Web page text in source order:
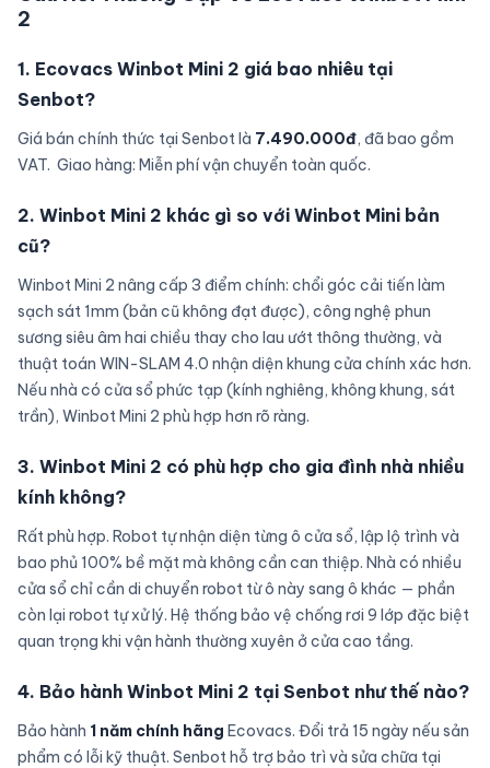
2
1. Ecovacs Winbot Mini 2 giá bao nhiêu tại
Senbot?
Giá bán chính thức tại Senbot là 7.490.000đ, đã bao gồm
VAT. Giao hàng: Miễn phí vận chuyển toàn quốc.
2. Winbot Mini 2 khác gì so với Winbot Mini bản
cũ?
Winbot Mini 2 nâng cấp 3 điểm chính: chổi góc cải tiến làm
sạch sát 1mm (bản cũ không đạt được), công nghệ phun
sương siêu âm hai chiều thay cho lau ướt thông thường, và
thuật toán WIN-SLAM 4.0 nhận diện khung cửa chính xác hơn.
Nếu nhà có cửa sổ phức tạp (kính nghiêng, không khung, sát
trần), Winbot Mini 2 phù hợp hơn rõ ràng.
3. Winbot Mini 2 có phù hợp cho gia đình nhà nhiều
kính không?
Rất phù hợp. Robot tự nhận diện từng ô cửa sổ, lập lộ trình và
bao phủ 100% bề mặt mà không cần can thiệp. Nhà có nhiều
cửa sổ chỉ cần di chuyển robot từ ô này sang ô khác — phần
còn lại robot tự xử lý. Hệ thống bảo vệ chống rơi 9 lớp đặc biệt
quan trọng khi vận hành thường xuyên ở cửa cao tầng.
4. Bảo hành Winbot Mini 2 tại Senbot như thế nào?
Bảo hành 1 năm chính hãng Ecovacs. Đổi trả 15 ngày nếu sản
phẩm có lỗi kỹ thuật. Senbot hỗ trợ bảo trì và sửa chữa tại